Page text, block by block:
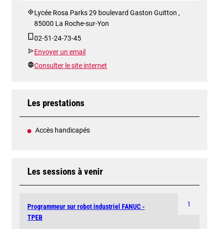
Lycée Rosa Parks 29 boulevard Gaston Guitton ,
85000 La Roche-sur-Yon
02-51-24-73-45
Envoyer un email
Consulter le site internet
Les prestations
Accès handicapés
Les sessions à venir
1
Programmeur sur robot industriel FANUC -
TPEB